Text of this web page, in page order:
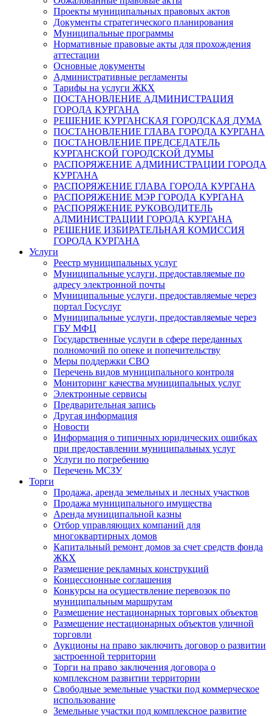
Проекты муниципальных правовых актов
Документы стратегического планирования
Муниципальные программы
Нормативные правовые акты для прохождения
аттестации
Основные документы
Административные регламенты
Тарифы на услуги ЖКХ
ПОСТАНОВЛЕНИЕ АДМИНИСТРАЦИЯ
ГОРОДА КУРГАНА
РЕШЕНИЕ КУРГАНСКАЯ ГОРОДСКАЯ ДУМА
ПОСТАНОВЛЕНИЕ ГЛАВА ГОРОДА КУРГАНА
ПОСТАНОВЛЕНИЕ ПРЕДСЕДАТЕЛЬ
КУРГАНСКОЙ ГОРОДСКОЙ ДУМЫ
РАСПОРЯЖЕНИЕ АДМИНИСТРАЦИИ ГОРОДА
КУРГАНА
РАСПОРЯЖЕНИЕ ГЛАВА ГОРОДА КУРГАНА
РАСПОРЯЖЕНИЕ МЭР ГОРОДА КУРГАНА
РАСПОРЯЖЕНИЕ РУКОВОДИТЕЛЬ
АДМИНИСТРАЦИИ ГОРОДА КУРГАНА
РЕШЕНИЕ ИЗБИРАТЕЛЬНАЯ КОМИССИЯ
ГОРОДА КУРГАНА
Услуги
Реестр муниципальных услуг
Муниципальные услуги, предоставляемые по
адресу электронной почты
Муниципальные услуги, предоставляемые через
портал Госуслуг
Муниципальные услуги, предоставляемые через
ГБУ МФЦ
Государственные услуги в сфере переданных
полномочий по опеке и попечительству
Меры поддержки СВО
Перечень видов муниципального контроля
Мониторинг качества муниципальных услуг
Электронные сервисы
Предварительная запись
Другая информация
Новости
Информация о типичных юридических ошибках
при предоставлении муниципальных услуг
Услуги по погребению
Перечень МСЗУ
Торги
Продажа, аренда земельных и лесных участков
Продажа муниципального имущества
Аренда муниципальной казны
Отбор управляющих компаний для
многоквартирных домов
Капитальный ремонт домов за счет средств фонда
ЖКХ
Размещение рекламных конструкций
Концессионные соглашения
Конкурсы на осуществление перевозок по
муниципальным маршрутам
Размещение нестационарных торговых объектов
Размещение нестационарных объектов уличной
торговли
Аукционы на право заключить договор о развитии
застроенной территории
Торги на право заключения договора о
комплексном развитии территории
Свободные земельные участки под коммерческое
использование
Земельные участки под комплексное развитие